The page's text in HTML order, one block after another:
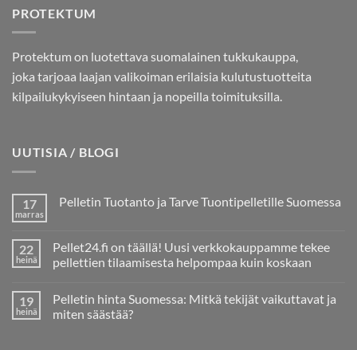
PROTEKTUM
Protektum on luotettava suomalainen tukkukauppa,
joka tarjoaa laajan valikoiman erilaisia kulutustuotteita
kilpailukykyiseen hintaan ja nopeilla toimituksilla.
UUTISIA / BLOGI
17
marras
Pelletin Tuotanto ja Tarve Tuontipelletille Suomessa
Pelletin
Tuotanto
ja
Suomessa
22
heinä
Pellet24.fi on täällä! Uusi verkkokauppamme tekee
pellettien tilaamisesta helpompaa kuin koskaan
artikkeliin
Pellet24.fi
on
19
heinä
Pelletin hinta Suomessa: Mitkä tekijät vaikuttavat ja
miten säästää?